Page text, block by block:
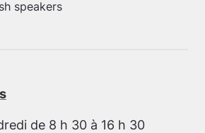
speakers
de 8 h 30 à 16 h 30